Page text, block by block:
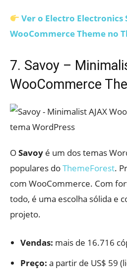
Ver o Electro Electronics
WooCommerce Theme no
7. Savoy –
WooCommerce
OSavoy é um dos temas
populares doThemeForest.
com WooCommerce. Com
todo, é uma escolha sólida e
projeto.
Vendas: mais de 16.716
Preço: a partir de US$ 59